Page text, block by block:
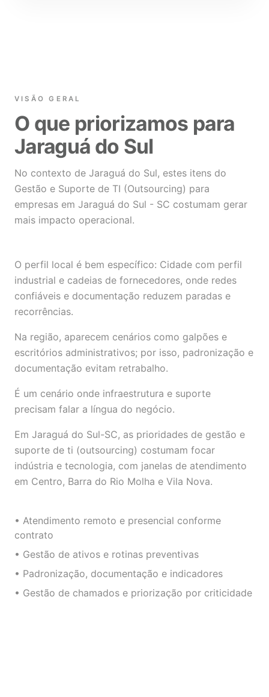
VISÃO GERAL
O que priorizamos para
Jaraguá do Sul
No contexto de Jaraguá do Sul, estes itens do
Gestão e Suporte de TI (Outsourcing) para
empresas em Jaraguá do Sul - SC costumam gerar
mais impacto operacional.
O perfil local é bem específico: Cidade com perfil
industrial e cadeias de fornecedores, onde redes
confiáveis e documentação reduzem paradas e
recorrências.
Na região, aparecem cenários como galpões e
escritórios administrativos; por isso, padronização e
documentação evitam retrabalho.
É um cenário onde infraestrutura e suporte
precisam falar a língua do negócio.
Em Jaraguá do Sul-SC, as prioridades de gestão e
suporte de ti (outsourcing) costumam focar
indústria e tecnologia, com janelas de atendimento
em Centro, Barra do Rio Molha e Vila Nova.
• Atendimento remoto e presencial conforme
contrato
• Gestão de ativos e rotinas preventivas
• Padronização, documentação e indicadores
• Gestão de chamados e priorização por criticidade